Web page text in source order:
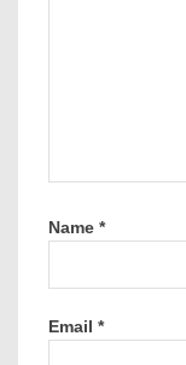
Name *
Email *